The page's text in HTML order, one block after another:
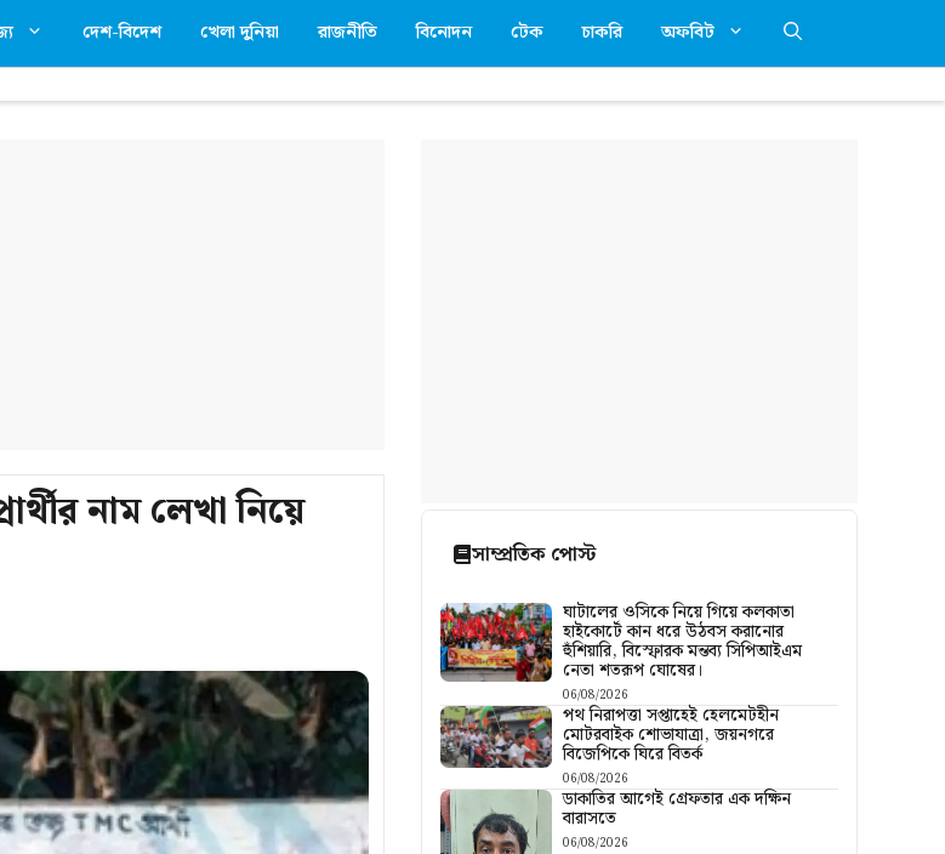
দেশ-বিদেশ খেলা দুনিয়া রাজনীতি বিনোদন টেক চাকরি অফবিট
নাম লেখা নিয়ে
সাম্প্রতিক পোস্ট
ঘাটালের ওসিকে নিয়ে গিয়ে কলকাতা
হাইকোর্টে কান ধরে উঠবস করানোর
হুঁশিয়ারি, বিস্ফোরক মন্তব্য সিপিআইএম
নেতা শতরূপ ঘোষের।
06/08/2026
পথ নিরাপত্তা সপ্তাহেই হেলমেটহীন
মোটরবাইক শোভাযাত্রা, জয়নগরে
বিজেপিকে ঘিরে বিতর্ক
06/08/2026
ডাকাতির আগেই গ্রেফতার এক দক্ষিন
বারাসতে
06/08/2026